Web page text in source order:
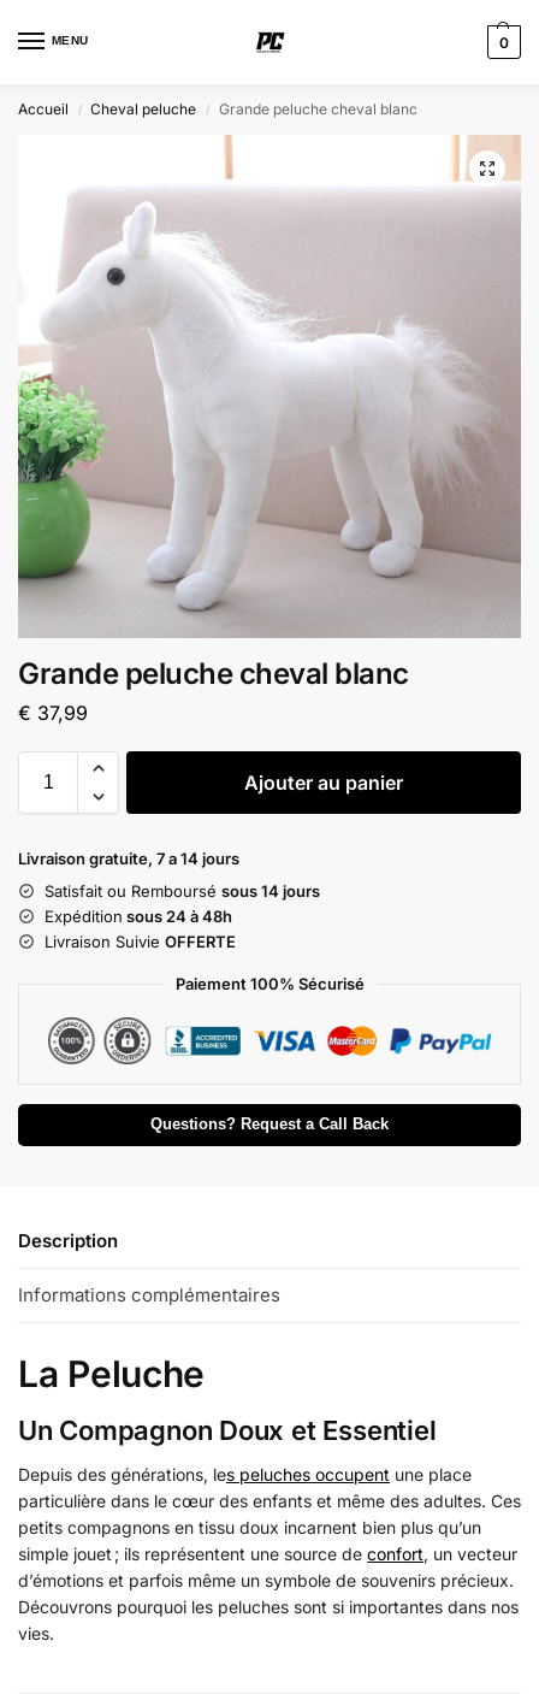
MENU 0
Accueil / Cheval peluche / Grande peluche cheval blanc
Grande peluche cheval blanc
€ 37,99
Ajouter au panier
Livraison gratuite, 7 a 14 jours
Satisfait ou Remboursé sous 14 jours
Expédition sous 24 à 48h
Livraison Suivie OFFERTE
Paiement 100% Sécurisé
Questions? Request a Call Back
Description
Informations complémentaires
La Peluche
Un Compagnon Doux et Essentiel
Depuis des générations, les peluches occupent une place
particulière dans le cœur des enfants et même des adultes. Ces
petits compagnons en tissu doux incarnent bien plus qu’un
simple jouet ; ils représentent une source de confort, un vecteur
d’émotions et parfois même un symbole de souvenirs précieux.
Découvrons pourquoi les peluches sont si importantes dans nos
vies.